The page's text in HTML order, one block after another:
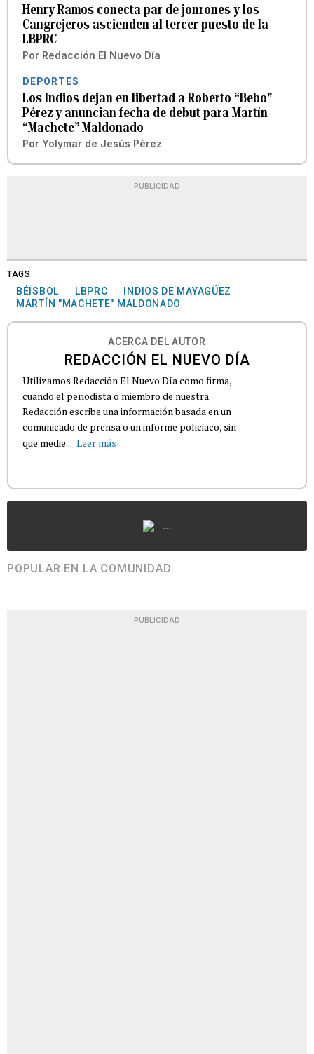
Henry Ramos conecta par de jonrones y los
Cangrejeros ascienden al tercer puesto de la
LBPRC
Por Redacción El Nuevo Día
DEPORTES
Los Indios dejan en libertad a Roberto “Bebo”
Pérez y anuncian fecha de debut para Martín
“Machete” Maldonado
Por Yolymar de Jesús Pérez
PUBLICIDAD
TAGS
BÉISBOL LBPRC
INDIOS DE MAYAGÜEZ
MARTÍN "MACHETE" MALDONADO
ACERCA DEL AUTOR
REDACCIÓN EL NUEVO DÍA
Utilizamos Redacción El Nuevo Día como firma,
cuando el periodista o miembro de nuestra
Redacción escribe una información basada en un
comunicado de prensa o un informe policiaco, sin
que medie... Leer más
...
POPULAR EN LA COMUNIDAD
PUBLICIDAD